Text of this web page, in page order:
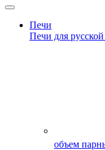
Печи
Печи для
объем